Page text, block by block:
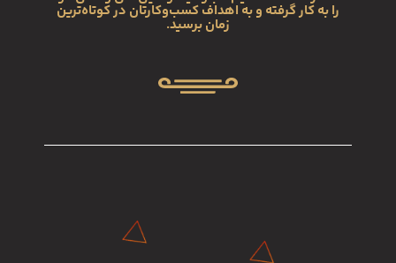
را به کار گرفته و به اهداف کسب‌وکارتان در کوتاه‌ترین
زمان برسید.